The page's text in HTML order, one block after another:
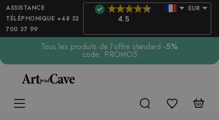
ASSISTANCE
TÉLÉPHONIQUE +48 32
700 37 99
4.5
EUR
Tous les produits de l'offre standard -5%
code: PROMO5